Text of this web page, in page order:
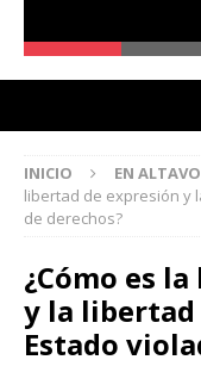
INICIO EN
libertad de expresión y
de derechos?
¿Cómo es
y la libertad
Estado